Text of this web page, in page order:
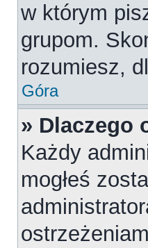
w którym
grupom.
rozumiesz,
Góra
» Dlaczego
Każdy
mogłeś